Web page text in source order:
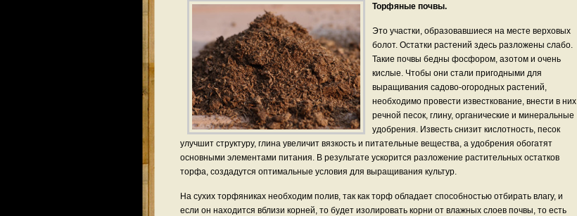
Торфяные почвы.
Это участки, образовавшиеся на месте верховых
болот. Остатки растений здесь разложены слабо.
Такие почвы бедны фосфором, азотом и очень
кислые. Чтобы они стали пригодными для
выращивания садово-огородных растений,
необходимо провести известкование, внести в них
речной песок, глину, органические и минеральные
удобрения. Известь снизит кислотность, песок
улучшит структуру, глина увеличит вязкость и питательные вещества, а удобрения обогатят
основными элементами питания. В результате ускорится разложение растительных остатков
торфа, создадутся оптимальные условия для выращивания культур.
На сухих торфяниках необходим полив, так как торф обладает способностью отбирать влагу, и
если он находится вблизи корней, то будет изолировать корни от влажных слоев почвы, то есть